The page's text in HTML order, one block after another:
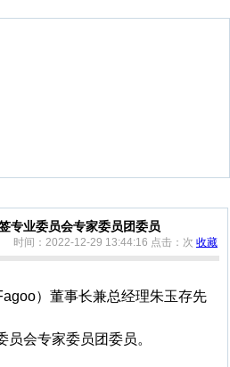
专业委员会专家委员团委员
时间：2022-12-29 13:44:16 点击： 次 收藏
）董事长兼总经理朱玉存先
会专家委员团委员。